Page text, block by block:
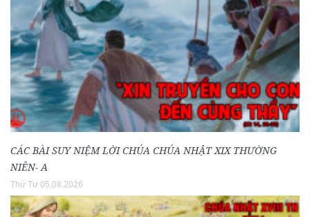
CÁC BÀI SUY NIỆM LỜI CHÚA CHÚA NHẬT XIX THƯỜNG
NIÊN- A
Thứ Tư 05.08.2026